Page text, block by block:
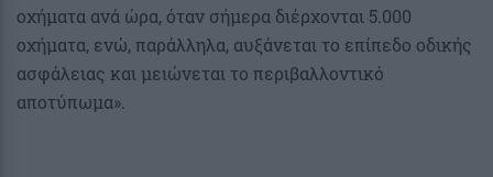
οχήματα ανά ώρα, όταν σήμερα διέρχονται 5.000
οχήματα, ενώ, παράλληλα, αυξάνεται το επίπεδο οδικής
ασφάλειας και μειώνεται το περιβαλλοντικό
αποτύπωμα».